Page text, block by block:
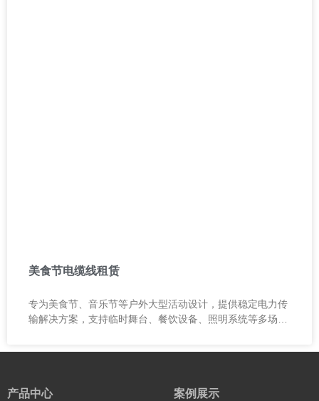
美食节电缆线租赁
专为美食节、音乐节等户外大型活动设计，提供稳定电力传
输解决方案，支持临时舞台、餐饮设备、照明系统等多场景
产品中心 案例展示